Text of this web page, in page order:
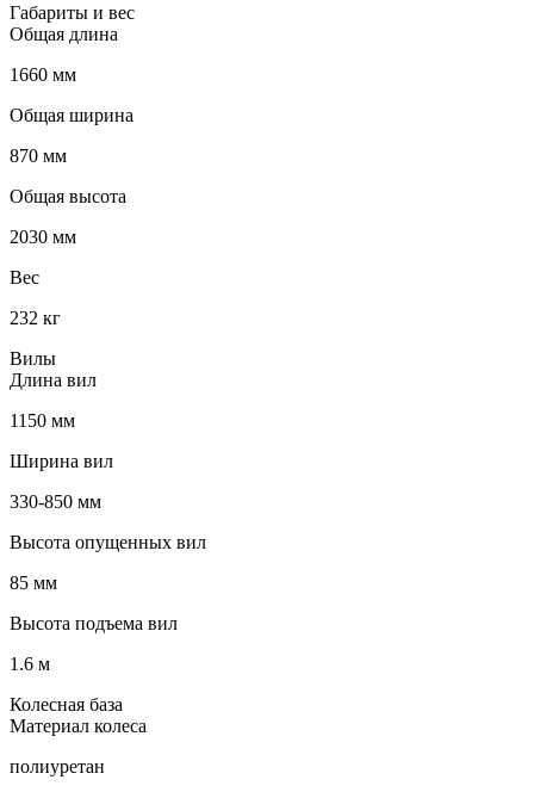
Габариты и вес
Общая длина
1660 мм
Общая ширина
870 мм
Общая высота
2030 мм
Вес
232 кг
Вилы
Длина вил
1150 мм
Ширина вил
330-850 мм
Высота опущенных вил
85 мм
Высота подъема вил
1.6 м
Колесная база
Материал колеса
полиуретан